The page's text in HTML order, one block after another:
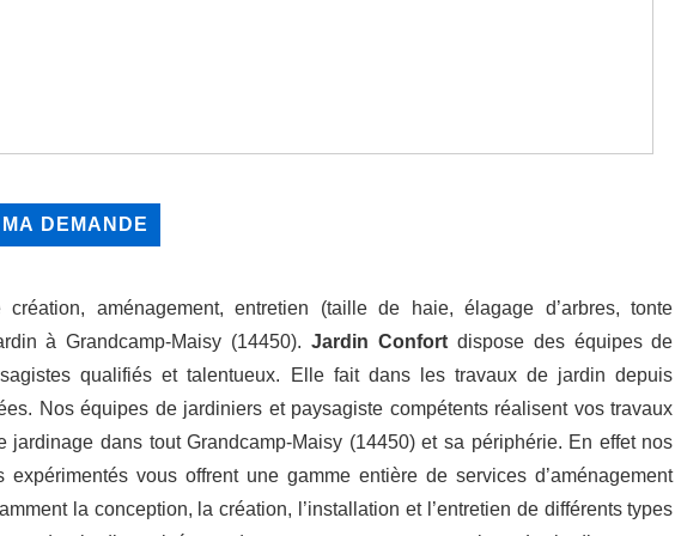
création, aménagement, entretien (taille de haie, élagage d’arbres, tonte
à Grandcamp-Maisy (14450).Jardin Confortdispose des équipes de
qualifiés et talentueux. Elle fait dans les travaux de jardin depuis
Nos équipes de jardiniers et paysagiste compétents réalisent vos travaux
jardinage dans tout Grandcamp-Maisy (14450) et sa périphérie. En effet nos
expérimentés vous offrent une gamme entière de services d’aménagement
la conception, la création, l’installation et l’entretien de différents types